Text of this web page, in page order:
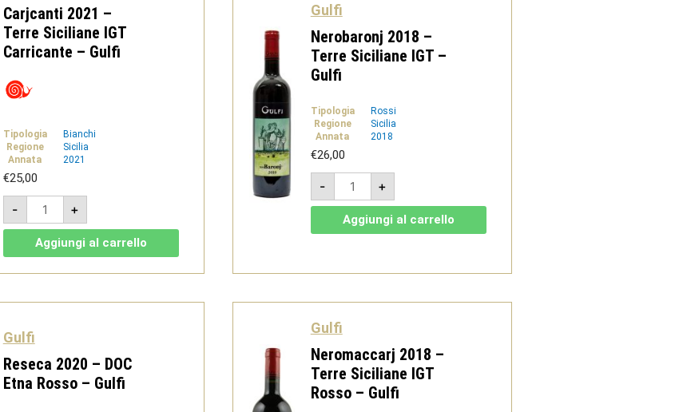
Carjcanti 2021 –
Terre Siciliane IGT
Carricante – Gulfi
Tipologia
Bianchi
Regione
Sicilia
Annata
2021
€25,00
-
Carjcanti
2021
-
Terre
Siciliane
IGT
Carricante
+
Aggiungi al carrello
Gulfi
Nerobaronj 2018 –
Terre Siciliane IGT –
Gulfi
Tipologia
Rossi
Regione
Sicilia
Annata
2018
€26,00
-
Nerobaronj
2018
-
Terre
Siciliane
IGT
quantità
+
Aggiungi al carrello
Gulfi
Reseca 2020 – DOC
Etna Rosso – Gulfi
Gulfi
Neromaccarj 2018 –
Terre Siciliane IGT
Rosso – Gulfi